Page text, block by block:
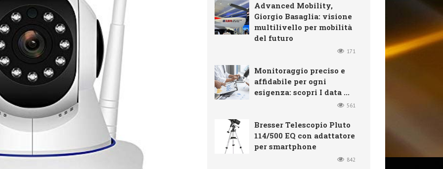
Advanced Mobility,
Giorgio Basaglia: visione
multilivello per mobilità
del futuro
171
Monitoraggio preciso e
affidabile per ogni
esigenza: scopri I data ...
561
Bresser Telescopio Pluto
114/500 EQ con adattatore
per smartphone
842